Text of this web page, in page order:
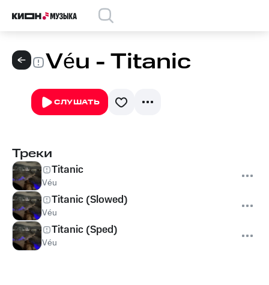
Véu - Titanic
СЛУШАТЬ
Треки
Titanic
Véu
Titanic (Slowed)
Véu
Titanic (Sped)
Véu